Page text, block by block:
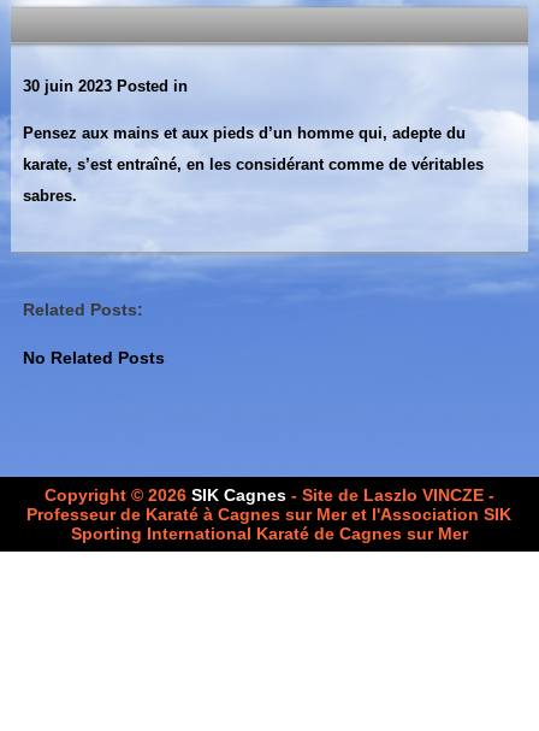
30 juin 2023Posted in
Pensez aux mains et aux pieds d’un homme qui, adepte du
karate, s’est entraîné, en les considérant comme de véritables
sabres.
Related Posts:
No Related Posts
Copyright © 2026 SIK Cagnes- Site de Laszlo VINCZE -
Professeur de Karaté à Cagnes sur Mer et l'Association SIK
Sporting International Karaté de Cagnes sur Mer